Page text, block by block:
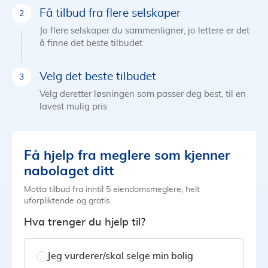
Få tilbud fra flere selskaper
Jo flere selskaper du sammenligner, jo lettere er det
å finne det beste tilbudet
Velg det beste tilbudet
Velg deretter løsningen som passer deg best, til en
lavest mulig pris
Få hjelp fra meglere som kjenner
nabolaget ditt
Motta tilbud fra inntil 5 eiendomsmeglere, helt
uforpliktende og gratis.
Hva trenger du hjelp til?
Jeg vurderer/skal selge min bolig